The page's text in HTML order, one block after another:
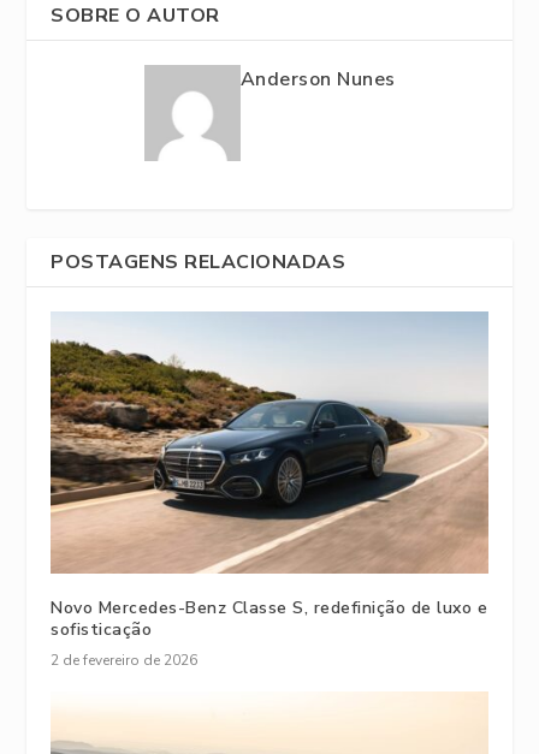
SOBRE O AUTOR
Anderson Nunes
POSTAGENS RELACIONADAS
Novo Mercedes-Benz Classe S, redefinição de luxo e
sofisticação
2 de fevereiro de 2026